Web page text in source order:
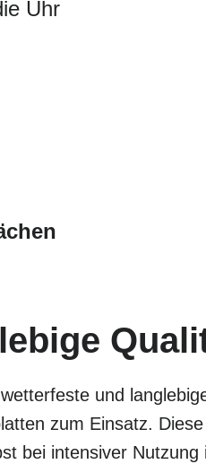
Uhr
und
zum Einsatz.
bei intensiver Nutzung